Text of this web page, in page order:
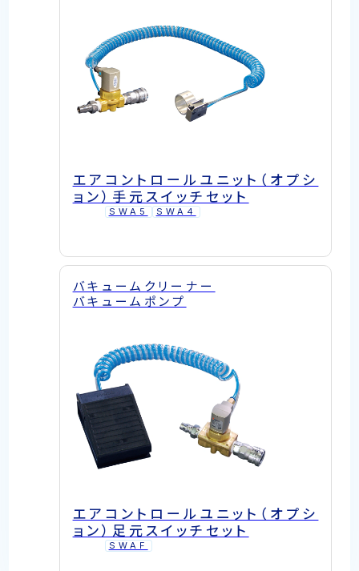
エアコントロールユニット（オプシ
ョン）手元スイッチセット
SWA5 SWA4
バキュームクリーナー
バキュームポンプ
エアコントロールユニット（オプシ
ョン）足元スイッチセット
SWAF